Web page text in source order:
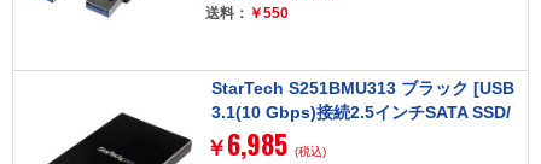
送料： ￥550
StarTech S251BMU313 ブラック [USB
3.1(10 Gbps)接続2.5インチSATA SSD/
HDDドライブケース]
￥ 6,985 (税込)